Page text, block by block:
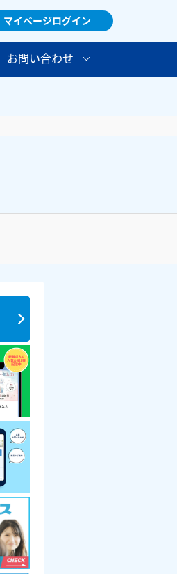
マイページログイン
お問い合わせ